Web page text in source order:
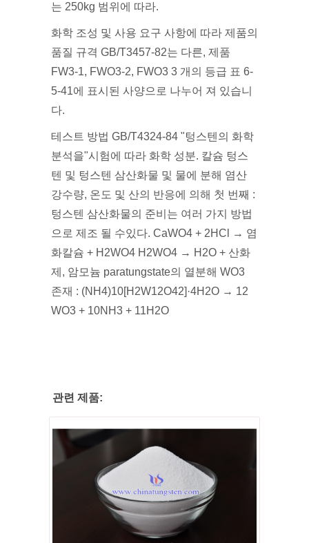
는 250kg 범위에 따라.
화학 조성 및 사용 요구 사항에 따라 제품의
품질 규격 GB/T3457-82는 다른, 제품
FW3-1, FWO3-2, FWO3 3 개의 등급 표 6-
5-41에 표시된 사양으로 나누어 져 있습니
다.
테스트 방법 GB/T4324-84 "텅스텐의 화학
분석을"시험에 따라 화학 성분. 칼슘 텅스
텐 및 텅스텐 삼산화물 및 물에 분해 염산
강수량, 온도 및 산의 반응에 의해 첫 번째 :
텅스텐 삼산화물의 준비는 여러 가지 방법
으로 제조 될 수있다. CaWO4 + 2HCl → 염
화칼슘 + H2WO4 H2WO4 → H2O + 산화
제, 암모늄 paratungstate의 열분해 WO3
존재 : (NH4)10[H2W12O42]·4H2O → 12
WO3 + 10NH3 + 11H2O
관련 제품: